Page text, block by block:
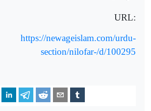
URL:
https://newageislam.com/urdu-
section/nilofar-/d/100295